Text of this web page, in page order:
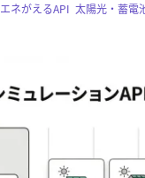
エネがえるAPI ,太陽光・蓄電